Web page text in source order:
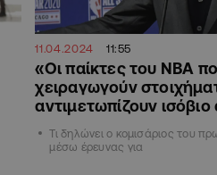
11.04.2024 11:55
«Οι παίκτες του NBA
χειραγωγούν
αντιμετωπίζουν
Τι δηλώνει ο κομισάριος του
μέσω έρευνας για